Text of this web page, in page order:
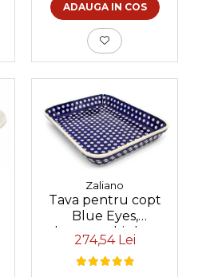
ADAUGA IN COS
Zaliano
Tava pentru copt
Blue Eyes,
dreptunghiulara,
ceramica smaltuita,
pictata manual, 22,5
274,54 Lei